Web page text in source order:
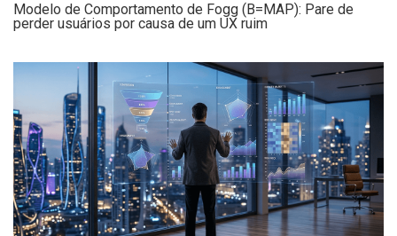
Modelo de Comportamento de Fogg (B=MAP): Pare de
perder usuários por causa de um UX ruim